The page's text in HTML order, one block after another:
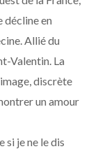
décline en
Allié du
Valentin. La
discrète
un amour
si je ne le dis